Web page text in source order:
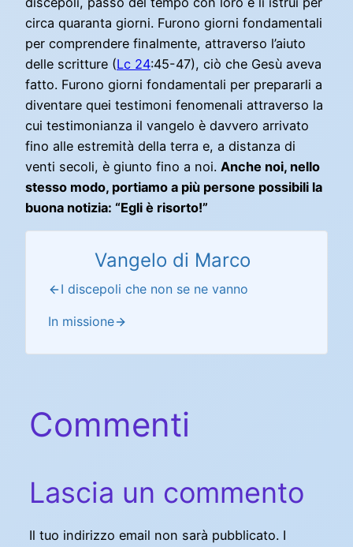
circa quaranta giorni. Furono giorni fondamentali
per comprendere finalmente, attraverso l’aiuto
delle scritture (Lc 24:45-47), ciò che Gesù aveva
fatto. Furono giorni fondamentali per prepararli a
diventare quei testimoni fenomenali attraverso la
cui testimonianza il vangelo è davvero arrivato
fino alle estremità della terra e, a distanza di
venti secoli, è giunto fino a noi. Anche noi, nello
stesso modo, portiamo a più persone possibili la
buona notizia: “Egli è risorto!”
Vangelo di Marco
I discepoli che non se ne vanno
In missione
Commenti
Lascia un commento
Il tuo indirizzo email non sarà pubblicato. I